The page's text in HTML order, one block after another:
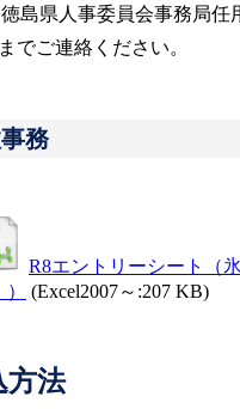
島県人事委員会事務局任
でご連絡ください。
務
R8エントリーシート（
(Excel2007～:207 KB)
方法